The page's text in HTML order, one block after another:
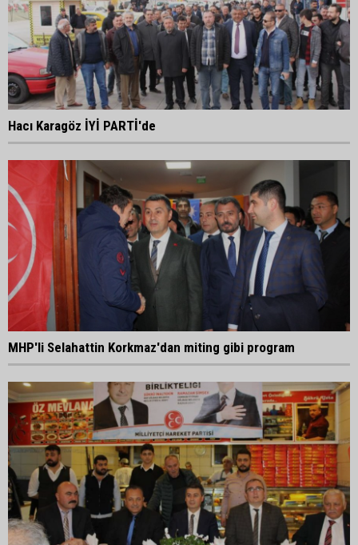
Hacı Karagöz İYİ PARTİ'de
MHP'li Selahattin Korkmaz'dan miting gibi program